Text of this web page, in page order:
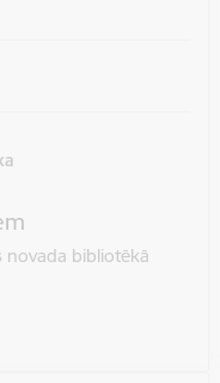
novada bibliotēkā